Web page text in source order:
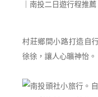
村莊鄉間小路打造自
徐徐，讓人心曠神怡。